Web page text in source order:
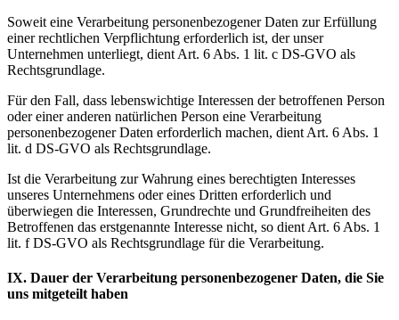
Soweit eine Verarbeitung personenbezogener Daten zur Erfüllung
einer rechtlichen Verpflichtung erforderlich ist, der unser
Unternehmen unterliegt, dient Art. 6 Abs. 1 lit. c DS-GVO als
Rechtsgrundlage.
Für den Fall, dass lebenswichtige Interessen der betroffenen Person
oder einer anderen natürlichen Person eine Verarbeitung
personenbezogener Daten erforderlich machen, dient Art. 6 Abs. 1
lit. d DS-GVO als Rechtsgrundlage.
Ist die Verarbeitung zur Wahrung eines berechtigten Interesses
unseres Unternehmens oder eines Dritten erforderlich und
überwiegen die Interessen, Grundrechte und Grundfreiheiten des
Betroffenen das erstgenannte Interesse nicht, so dient Art. 6 Abs. 1
lit. f DS-GVO als Rechtsgrundlage für die Verarbeitung.
IX. Dauer der Verarbeitung personenbezogener Daten, die Sie
uns mitgeteilt haben